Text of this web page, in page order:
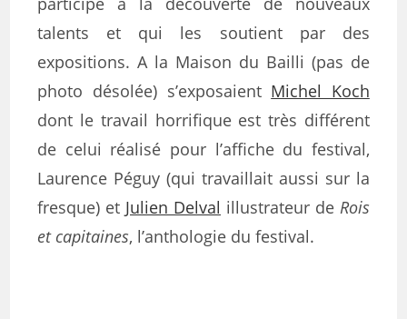
talents et qui les soutient par des
expositions. A la Maison du Bailli (pas de
photo désolée) s’exposaient Michel Koch
dont le travail horrifique est très différent
de celui réalisé pour l’affiche du festival,
Laurence Péguy (qui travaillait aussi sur la
fresque) et Julien Delval illustrateur de Rois
et capitaines, l’anthologie du festival.